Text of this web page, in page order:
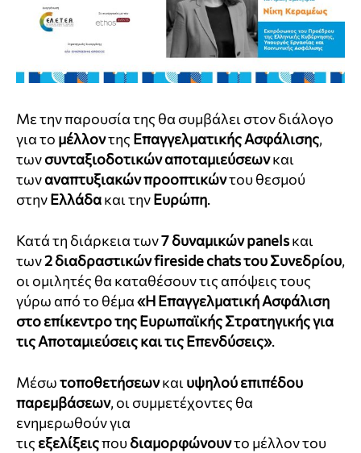
Με την παρουσία της θα συμβάλει στον διάλογο
για το μέλλοντης Επαγγελματικής Ασφάλισης,
τωνσυνταξιοδοτικών αποταμιεύσεωνκαι
τωναναπτυξιακών προοπτικώντου θεσμού
στηνΕλλάδακαι τηνΕυρώπη.
Κατά τη διάρκεια των7 δυναμικών panelsκαι
των2 διαδραστικών fireside chats του Συνεδρίου,
οι ομιλητές θα καταθέσουν τις απόψεις τους
γύρω από το θέμα«Η Επαγγελματική Ασφάλιση
στο επίκεντρο της Ευρωπαϊκής Στρατηγικής για
τις Αποταμιεύσεις και τις Επενδύσεις».
Μέσωτοποθετήσεωνκαιυψηλού επιπέδου
παρεμβάσεων, οι συμμετέχοντες θα
ενημερωθούν για
τις εξελίξειςπουδιαμορφώνουντο μέλλον του